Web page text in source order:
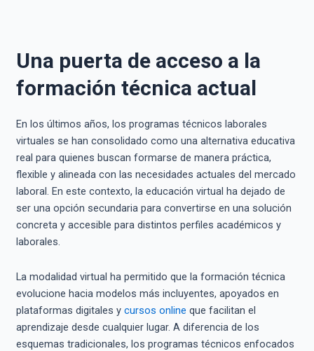
Una puerta de acceso a la
formación técnica actual
En los últimos años, los programas técnicos laborales
virtuales se han consolidado como una alternativa educativa
real para quienes buscan formarse de manera práctica,
flexible y alineada con las necesidades actuales del mercado
laboral. En este contexto, la educación virtual ha dejado de
ser una opción secundaria para convertirse en una solución
concreta y accesible para distintos perfiles académicos y
laborales.
La modalidad virtual ha permitido que la formación técnica
evolucione hacia modelos más incluyentes, apoyados en
plataformas digitales y cursos online que facilitan el
aprendizaje desde cualquier lugar. A diferencia de los
esquemas tradicionales, los programas técnicos enfocados